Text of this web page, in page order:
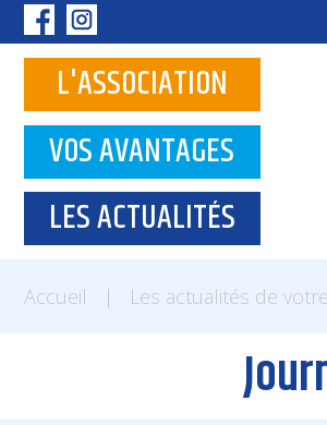
L'ASSOCIATION
VOS AVANTAGES
LES ACTUALITÉS
Accueil | Les actualités de
Panneau de gestion des cookies